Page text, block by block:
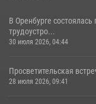
В Оренбурге
трудоустро...
30 июля 2026, 04:44
Просветительская
28 июля 2026, 09:41